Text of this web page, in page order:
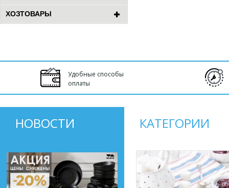
ХОЗТОВАРЫ
Удобные способы
оплаты
НОВОСТИ КАТЕГОРИИ